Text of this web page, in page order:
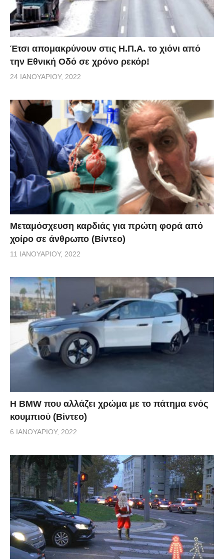
Έτσι απομακρύνουν στις Η.Π.Α. το χιόνι από
την Εθνική Οδό σε χρόνο ρεκόρ!
24 ΙΑΝΟΥΑΡΊΟΥ, 2022
Μεταμόσχευση καρδιάς για πρώτη φορά από
χοίρο σε άνθρωπο (Βίντεο)
11 ΙΑΝΟΥΑΡΊΟΥ, 2022
Η BMW που αλλάζει χρώμα με το πάτημα ενός
κουμπιού (Βίντεο)
6 ΙΑΝΟΥΑΡΊΟΥ, 2022